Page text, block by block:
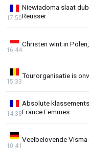
Niewiadoma slaat
Reusser
17:50
Christen wint in
16:44
Tourorganisatie is
15:33
Absolute
France Femmes
14:38
Veelbelovende
10:41